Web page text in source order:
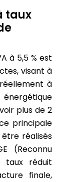
taux
à 5,5 % est
visant à
à
plus de 2
principale
être réalisés
(Reconnu
taux réduit
finale,